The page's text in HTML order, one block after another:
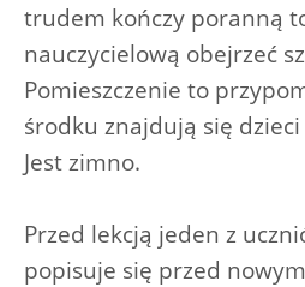
trudem kończy poranną
nauczycielową obejrzeć
Pomieszczenie to
środku znajdują się
Jest zimno.
Przed lekcją jeden z
popisuje się przed